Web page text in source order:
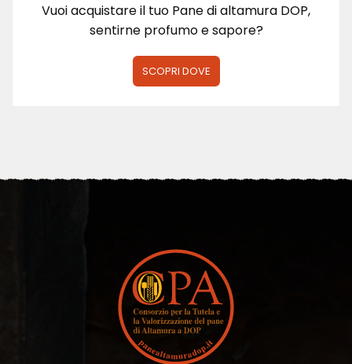
Vuoi acquistare il tuo Pane di altamura DOP,
sentirne profumo e sapore?
SCOPRI DOVE